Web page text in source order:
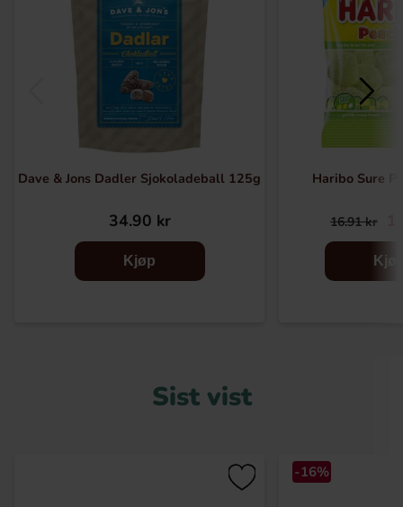
Dave & Jons Dadler Sjokoladeball 125g
34.90 kr
Kjøp
Haribo Sure
16.91 kr
Sist vist
-16%